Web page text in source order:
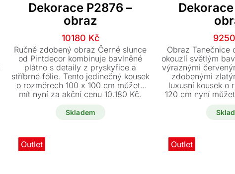
Dekorace P2876 –
obraz
Původní
cena
byla:
11970 Kč.
10180 Kč
Aktuální
cena
je:
10180 Kč.
Ručně zdobený obraz Černé slunce
od Pintdecor kombinuje bavlněné
plátno s detaily z pryskyřice a
stříbrné fólie. Tento jedinečný kousek
o rozměrech 100 x 100 cm můžete
mít nyní za akční cenu 10.180 Kč.
Skladem
9250
Obraz Tanečnice
okouzlí světlým
výraznými
zdobenými
luxusní kousek o
120 cm nyní
Outlet Outlet